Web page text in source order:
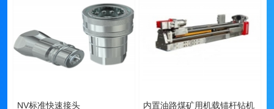
NV标准快速接头 内置油路煤矿用机载锚杆钻机